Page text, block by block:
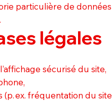
particulière de
légales
sécurisé du site,
ex. fréquentation du